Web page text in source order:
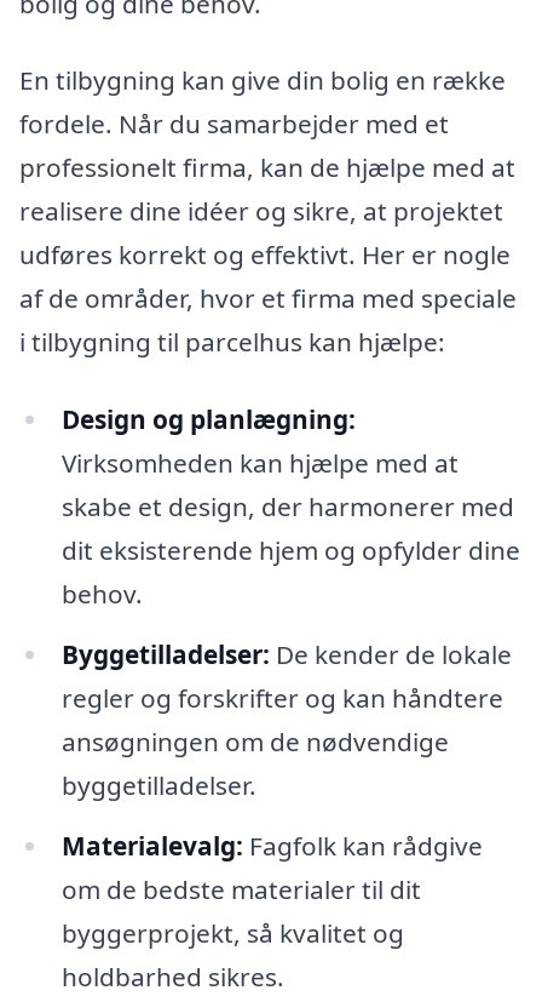
En tilbygning kan give din bolig en række
fordele. Når du samarbejder med et
professionelt firma, kan de hjælpe med at
realisere dine idéer og sikre, at projektet
udføres korrekt og effektivt. Her er nogle
af de områder, hvor et firma med speciale
i tilbygning til parcelhus kan hjælpe:
Design og planlægning:
Virksomheden kan hjælpe med at
skabe et design, der harmonerer med
dit eksisterende hjem og opfylder dine
behov.
Byggetilladelser: De kender de lokale
regler og forskrifter og kan håndtere
ansøgningen om de nødvendige
byggetilladelser.
Materialevalg: Fagfolk kan rådgive
om de bedste materialer til dit
byggerprojekt, så kvalitet og
holdbarhed sikres.